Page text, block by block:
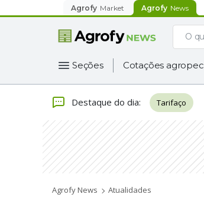
Agrofy Market Agrofy News
Seções Cotações
Destaque do dia: Tarifaço
Agrofy News Atualidades